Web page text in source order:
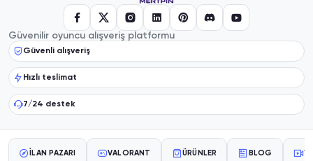
Güvenilir oyuncu alışveriş platformu
Güvenli alışveriş
Hızlı teslimat
7/24 destek
İLAN PAZARI VALORANT ÜRÜNLER BLOG